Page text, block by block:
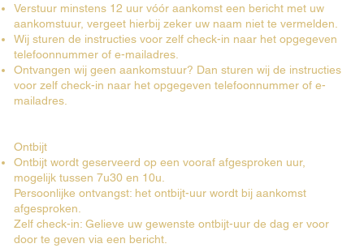
Verstuur minstens 12 uur vóór aankomst een bericht met uw
aankomstuur, vergeet hierbij zeker uw naam niet te vermelden.
Wij sturen de instructies voor zelf check-in naar het opgegeven
telefoonnummer of e-mailadres.
Ontvangen wij geen aankomstuur? Dan sturen wij de instructies
voor zelf check-in naar het opgegeven telefoonnummer of e-
mailadres.
Ontbijt
Ontbijt wordt geserveerd op een vooraf afgesproken uur,
mogelijk tussen 7u30 en 10u.
Persoonlijke ontvangst: het ontbijt-uur wordt bij aankomst
afgesproken.
Zelf check-in: Gelieve uw gewenste ontbijt-uur de dag er voor
door te geven via een bericht.